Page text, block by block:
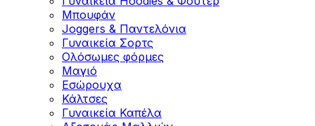
Μπουφάν
Joggers & Παντελόνια
Γυναικεία Σορτς
Ολόσωμες φόρμες
Μαγιό
Εσώρουχα
Κάλτσες
Γυναικεία Καπέλα